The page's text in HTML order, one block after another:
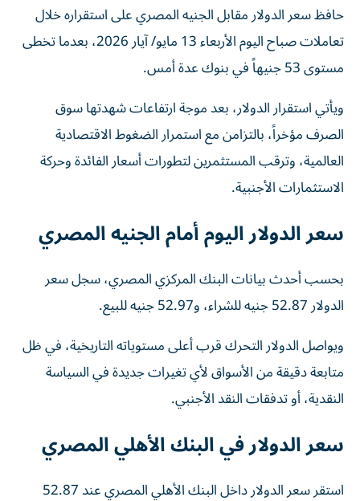
حافظ سعر الدولار مقابل الجنيه المصري على استقراره خلال
تعاملات صباح اليوم الأربعاء 13 مايو/ آيار 2026، بعدما تخطى
مستوى 53 جنيهاً في بنوك عدة أمس.
ويأتي استقرار الدولار، بعد موجة ارتفاعات شهدتها سوق
الصرف مؤخراً، بالتزامن مع استمرار الضغوط الاقتصادية
العالمية، وترقب المستثمرين لتطورات أسعار الفائدة وحركة
الاستثمارات الأجنبية.
سعر الدولار اليوم أمام الجنيه المصري
بحسب أحدث بيانات البنك المركزي المصري، سجل سعر
الدولار 52.87 جنيه للشراء، و52.97 جنيه للبيع.
ويواصل الدولار التحرك قرب أعلى مستوياته التاريخية، في ظل
متابعة دقيقة من الأسواق لأي تغيرات جديدة في السياسة
النقدية، أو تدفقات النقد الأجنبي.
سعر الدولار في البنك الأهلي المصري
استقر سعر الدولار داخل البنك الأهلي المصري عند 52.87